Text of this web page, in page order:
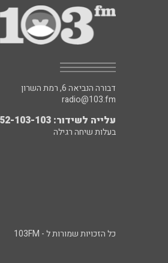
דבורה הנביאה 6, רמת השרון
radio@103.fm
עלייה לשידור: 0552-103-103
בעלות שיחה רגילה
כל הזכויות שמורות ל - 103FM